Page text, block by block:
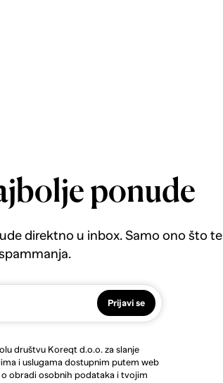
ponude
direktno u inbox. Samo ono što te
Prijavi se
društvu Koreqt d.o.o. za slanje
i uslugama dostupnim putem web
o obradi osobnih podataka i tvojim